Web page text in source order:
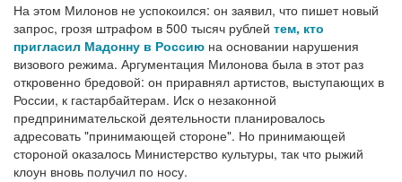
На этом Милонов не успокоился: он заявил, что пишет новый
запрос, грозя штрафом в 500 тысяч рублей тем, кто
пригласил Мадонну в Россию на основании нарушения
визового режима. Аргументация Милонова была в этот раз
откровенно бредовой: он приравнял артистов, выступающих в
России, к гастарбайтерам. Иск о незаконной
предпринимательской деятельности планировалось
адресовать "принимающей стороне". Но принимающей
стороной оказалось Министерство культуры, так что рыжий
клоун вновь получил по носу.